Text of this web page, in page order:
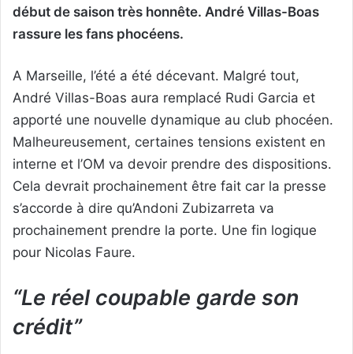
début de saison très honnête. André Villas-Boas
rassure les fans phocéens.
A Marseille, l’été a été décevant. Malgré tout,
André Villas-Boas aura remplacé Rudi Garcia et
apporté une nouvelle dynamique au club phocéen.
Malheureusement, certaines tensions existent en
interne et l’OM va devoir prendre des dispositions.
Cela devrait prochainement être fait car la presse
s’accorde à dire qu’Andoni Zubizarreta va
prochainement prendre la porte. Une fin logique
pour Nicolas Faure.
“Le réel coupable garde son
crédit”